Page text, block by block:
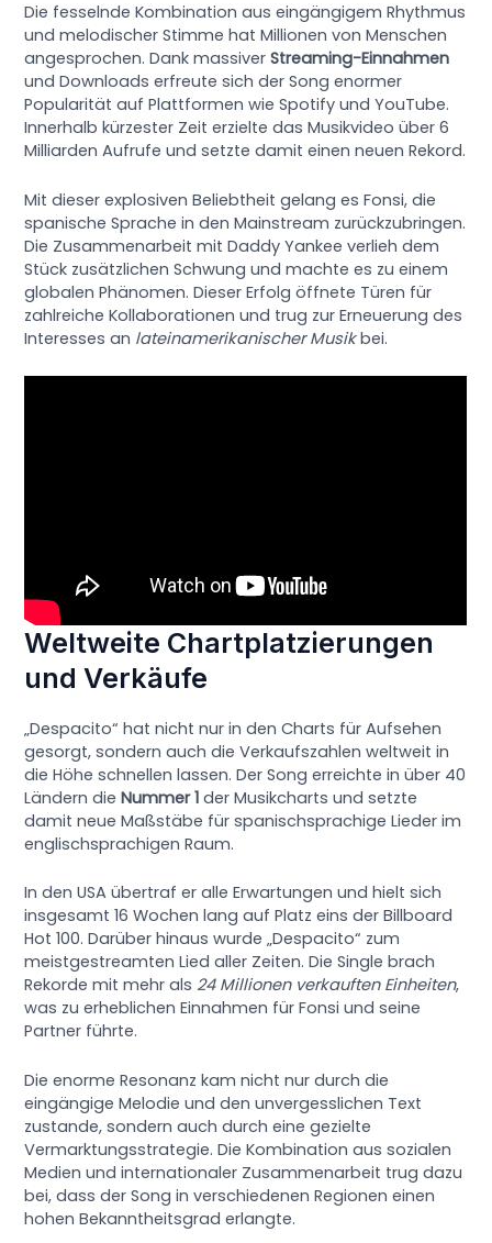
Die fesselnde Kombination aus eingängigem Rhythmus
und melodischer Stimme hat Millionen von Menschen
angesprochen. Dank massiverStreaming-Einnahmen
und Downloads erfreute sich der Song enormer
Popularität auf Plattformen wie Spotify und YouTube.
Innerhalb kürzester Zeit erzielte das Musikvideo über 6
Milliarden Aufrufe und setzte damit einen neuen Rekord.
Mit dieser explosiven Beliebtheit gelang es Fonsi, die
spanische Sprache in den Mainstream zurückzubringen.
Die Zusammenarbeit mit Daddy Yankee verlieh dem
Stück zusätzlichen Schwung und machte es zu einem
globalen Phänomen. Dieser Erfolg öffnete Türen für
zahlreiche Kollaborationen und trug zur Erneuerung des
Interesses an lateinamerikanischer Musikbei.
Weltweite Chartplatzierungen
und Verkäufe
„Despacito“ hat nicht nur in den Charts für Aufsehen
gesorgt, sondern auch die Verkaufszahlen weltweit in
die Höhe schnellen lassen. Der Song erreichte in über 40
Ländern dieNummer 1 der Musikcharts und setzte
damit neue Maßstäbe für spanischsprachige Lieder im
englischsprachigen Raum.
In den USA übertraf er alle Erwartungen und hielt sich
insgesamt 16 Wochen lang auf Platz eins der Billboard
Hot 100. Darüber hinaus wurde „Despacito“ zum
meistgestreamten Lied aller Zeiten. Die Single brach
Rekorde mit mehr als 24 Millionen verkauften Einheiten,
was zu erheblichen Einnahmen für Fonsi und seine
Partner führte.
Die enorme Resonanz kam nicht nur durch die
eingängige Melodie und den unvergesslichen Text
zustande, sondern auch durch eine gezielte
Vermarktungsstrategie. Die Kombination aus sozialen
Medien und internationaler Zusammenarbeit trug dazu
bei, dass der Song in verschiedenen Regionen einen
hohen Bekanntheitsgrad erlangte.